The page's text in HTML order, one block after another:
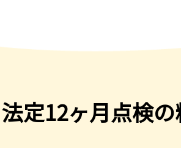
法定12ヶ月点検